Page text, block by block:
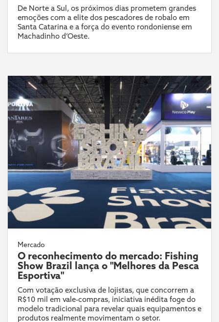
De Norte a Sul, os próximos dias prometem grandes
emoções com a elite dos pescadores de robalo em
Santa Catarina e a força do evento rondoniense em
Machadinho d’Oeste.
Mercado
O reconhecimento do mercado: Fishing
Show Brazil lança o "Melhores da Pesca
Esportiva"
Com votação exclusiva de lojistas, que concorrem a
R$10 mil em vale-compras, iniciativa inédita foge do
modelo tradicional para revelar quais equipamentos e
produtos realmente movimentam o setor.